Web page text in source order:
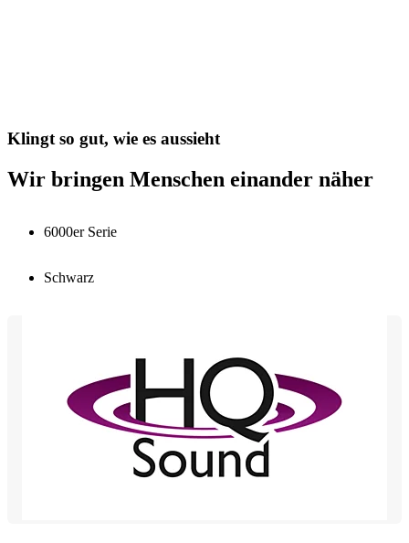
Klingt so gut, wie es aussieht
Wir bringen Menschen einander näher
6000er Serie
Schwarz